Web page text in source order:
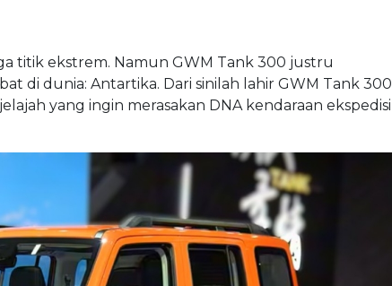
titik ekstrem. Namun GWM Tank 300 justru
di dunia: Antartika. Dari sinilah lahir GWM Tank 300
yang ingin merasakan DNA kendaraan ekspedisi